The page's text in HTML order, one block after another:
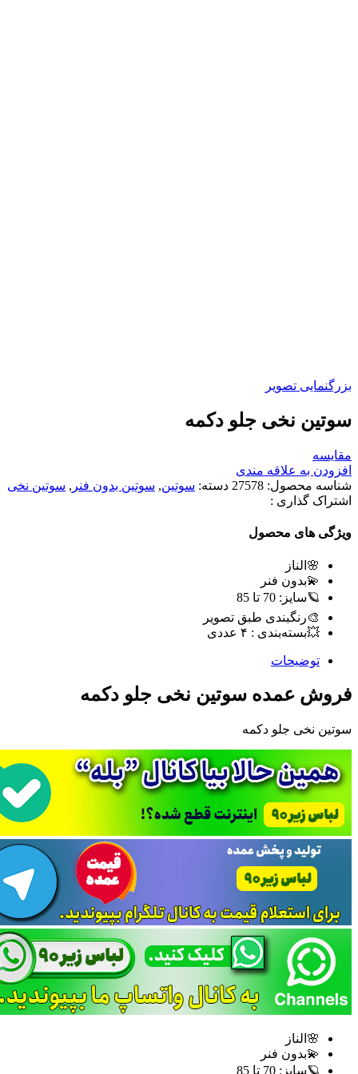
بزرگنمایی تصویر
سوتین نخی جلو دکمه
مقایسه
افزودن به علاقه مندی
شناسه محصول: 27578 دسته: سوتین, سوتین بدون فنر , سوتین نخی
اشتراک گذاری :
ویژگی های محصول
🌸الناز
💫بدون فنر
🪐سایز: 70 تا 85
🎨رنگبندی طبق تصویر
💥بسته‌بندی : ۴ عددی
توضیحات
فروش عمده سوتین نخی جلو دکمه
سوتین نخی جلو دکمه
🌸الناز
💫بدون فنر
🪐سایز: 70 تا 85